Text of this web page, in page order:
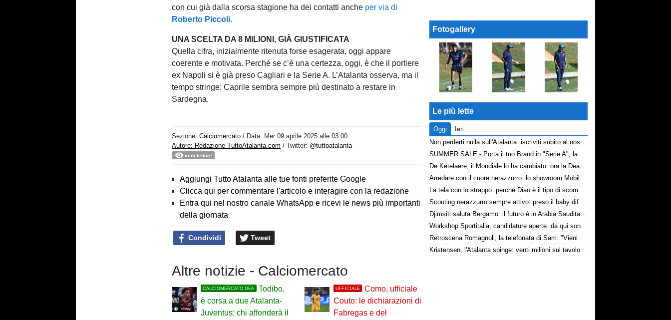
con cui già dalla scorsa stagione ha dei contatti anche per via di
Roberto Piccoli.
UNA SCELTA DA 8 MILIONI, GIÀ GIUSTIFICATA
Quella cifra, inizialmente ritenuta forse esagerata, oggi appare
coerente e motivata. Perché se c’è una certezza, oggi, è che il portiere
ex Napoli si è già preso Cagliari e la Serie A. L’Atalanta osserva, ma il
tempo stringe: Caprile sembra sempre più destinato a restare in
Sardegna.
Sezione:Calciomercato / Data: Mer 09 aprile 2025 alle 03:00
Autore: Redazione TuttoAtalanta.com / Twitter: @tuttoatalanta
vedi letture
Aggiungi Tutto Atalanta alle tue fonti preferite Google
Clicca qui per commentare l'articolo e interagire con la redazione
Entra qui nel nostro canale WhatsApp e ricevi le news più importanti
della giornata
Condividi Tweet
Altre notizie - Calciomercato
CALCIOMERCATO DEA
Todibo,
è corsa a due Atalanta-
Juventus: chi affonderà il
UFFICIALE
Como, ufficiale
Couto: le dichiarazioni di
Fabregas e del
Fotogallery
Le più lette
Oggi
Ieri
Non perderti nulla sull'Atalanta: iscriviti subito al nostro canale WhatsApp!
SUMMER SALE - Porta il tuo Brand in "Serie A", la tua azienda e professione titolare nel cuore dell'Atalanta
De Ketelaere, il Mondiale lo ha cambiato: ora la Dea riparte da lui
Arredare con il cuore nerazzurro: lo showroom Mobilmondo a Osio Sotto. Quando essere di fede atalantina conviene
La tela con lo strappo: perché Diao è il tipo di scommessa che Giuntoli ama
Scouting nerazzurro sempre attivo: preso il baby difensore 2010 Levačić
Djimsiti saluta Bergamo: il futuro è in Arabia Saudita! Tre milioni e firma biennale
Workshop Sportitalia, candidature aperte: da qui sono passate firme di Serie A
Retroscena Romagnoli, la telefonata di Sarri: "Vieni con me a Bergamo"
Kristensen, l'Atalanta spinge: venti milioni sul tavolo